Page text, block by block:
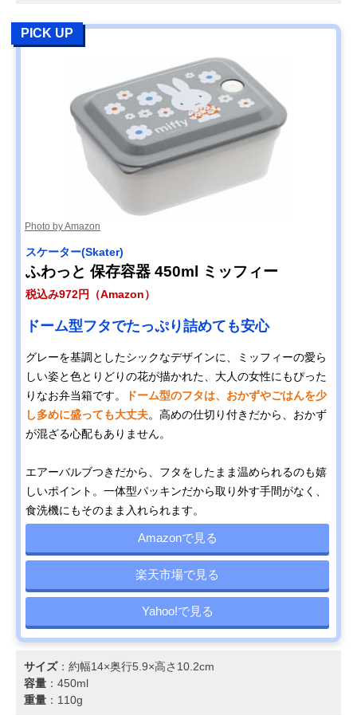
PICK UP
Photo by Amazon
スケーター(Skater)
ふわっと 保存容器 450ml ミッフィー
税込み972円（Amazon）
ドーム型フタでたっぷり詰めても安心
グレーを基調としたシックなデザインに、ミッフィーの愛ら
しい姿と色とりどりの花が描かれた、大人の女性にもぴった
りなお弁当箱です。
ドーム型のフタは、おかずやごはんを少
し多めに盛っても大丈夫。高めの仕切り付きだから、おかず
が混ざる心配もありません。
エアーバルブつきだから、フタをしたまま温められるのも嬉
しいポイント。一体型パッキンだから取り外す手間がなく、
食洗機にもそのまま入れられます。
Amazonで見る
楽天市場で見る
Yahoo!で見る
サイズ：約幅14×奥行5.9×高さ10.2cm
容量 ：450ml
重量 ：110g